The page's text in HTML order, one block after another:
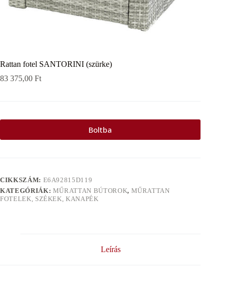
Rattan fotel SANTORINI (szürke)
83 375,00 Ft
Boltba
CIKKSZÁM: E6A92815D119
KATEGÓRIÁK: MŰRATTAN BÚTOROK, MŰRATTAN
FOTELEK, SZÉKEK, KANAPÉK
Leírás